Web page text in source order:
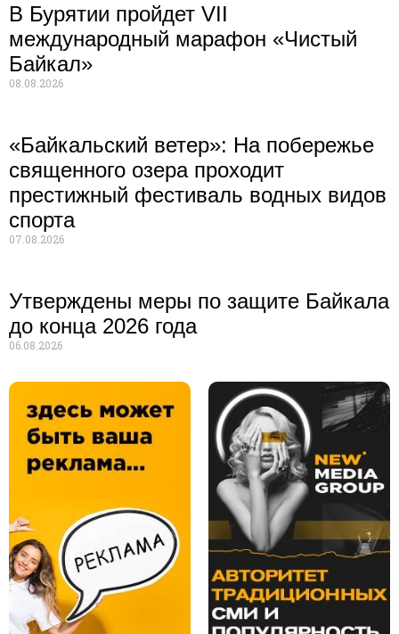
В Бурятии пройдет VII
международный марафон «Чистый
Байкал»
08.08.2026
«Байкальский ветер»: На побережье
священного озера проходит
престижный фестиваль водных видов
спорта
07.08.2026
Утверждены меры по защите Байкала
до конца 2026 года
06.08.2026